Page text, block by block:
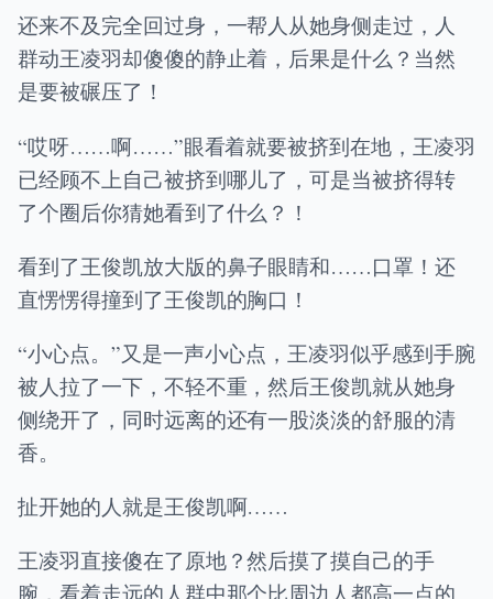
还来不及完全回过身，一帮人从她身侧走过，人
群动王凌羽却傻傻的静止着，后果是什么？当然
是要被碾压了！
“哎呀……啊……”眼看着就要被挤到在地，王凌羽
已经顾不上自己被挤到哪儿了，可是当被挤得转
了个圈后你猜她看到了什么？！
看到了王俊凯放大版的鼻子眼睛和……口罩！还
直愣愣得撞到了王俊凯的胸口！
“小心点。”又是一声小心点，王凌羽似乎感到手腕
被人拉了一下，不轻不重，然后王俊凯就从她身
侧绕开了，同时远离的还有一股淡淡的舒服的清
香。
扯开她的人就是王俊凯啊……
王凌羽直接傻在了原地？然后摸了摸自己的手
腕，看着走远的人群中那个比周边人都高一点的